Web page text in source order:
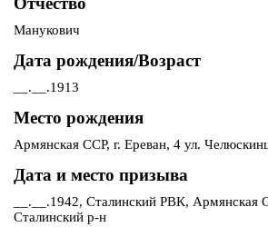
Манукович
Дата рождения/Возраст
__.__.1913
Место рождения
Армянская ССР, г. Ереван, 4 ул.
Дата и место призыва
__.__.1942, Сталинский РВК, Армянская
Сталинский р-н